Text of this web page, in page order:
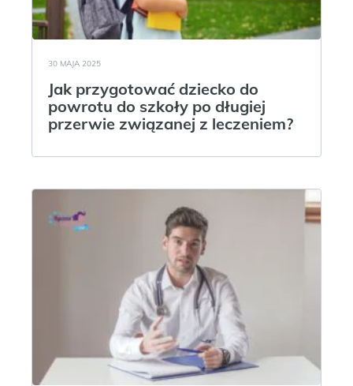
30 MAJA 2025
Jak przygotować dziecko do
powrotu do szkoły po długiej
przerwie związanej z leczeniem?